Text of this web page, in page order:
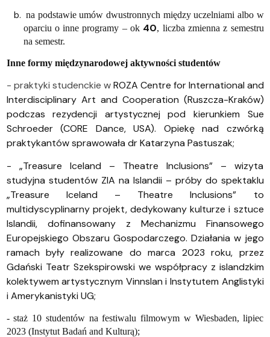
na podstawie umów dwustronnych między uczelniami albo w
oparciu o inne programy – ok 40, liczba zmienna z semestru
na semestr.
Inne formy międzynarodowej aktywności studentów
- praktyki studenckie wROZA Centre for International and
Interdisciplinary Art and Cooperation (Ruszcza-Kraków)
podczas rezydencji artystycznej pod kierunkiem Sue
Schroeder (CORE Dance, USA). Opiekę nad czwórką
praktykantów sprawowała dr Katarzyna Pastuszak;
- „Treasure Iceland – Theatre Inclusions” – wizyta
studyjna studentów ZIA na Islandii – próby do spektaklu
„Treasure Iceland – Theatre Inclusions” to
multidyscyplinarny projekt, dedykowany kulturze i sztuce
Islandii, dofinansowany z Mechanizmu Finansowego
Europejskiego Obszaru Gospodarczego. Działania w jego
ramach były realizowane do marca 2023 roku, przez
Gdański Teatr Szekspirowski we współpracy z islandzkim
kolektywem artystycznym Vinnslan i Instytutem Anglistyki
i Amerykanistyki UG;
- staż 10 studentów na festiwalu filmowym w Wiesbaden, lipiec
2023(Instytut Badań and Kulturą);